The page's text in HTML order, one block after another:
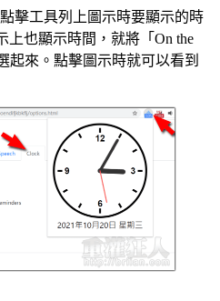
擊工具列上圖示時要顯示的時
也顯示時間，就將「On the
起來。點擊圖示時就可以看到